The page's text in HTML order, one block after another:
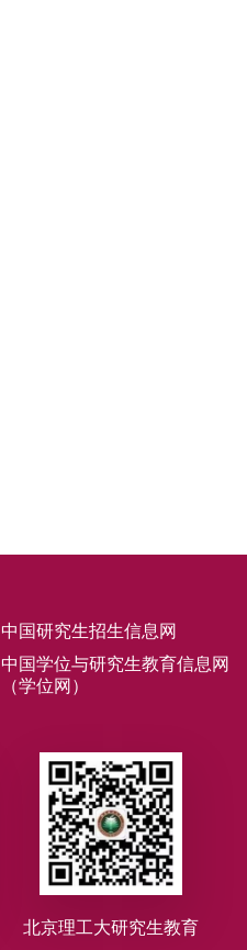
中国研究生招生信息网
中国学位与研究生教育信息网
（学位网）
北京理工大研究生教育